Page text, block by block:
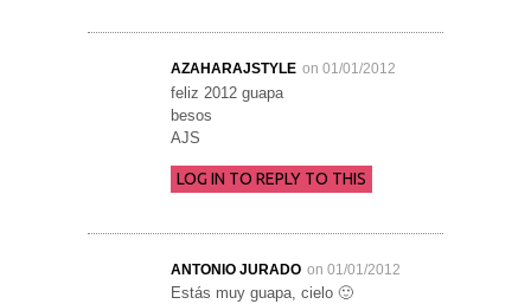
AZAHARAJSTYLE on 01/01/2012
feliz 2012 guapa
besos
AJS
LOG IN TO REPLY TO THIS
ANTONIO JURADO on 01/01/2012
Estás muy guapa, cielo 🙂